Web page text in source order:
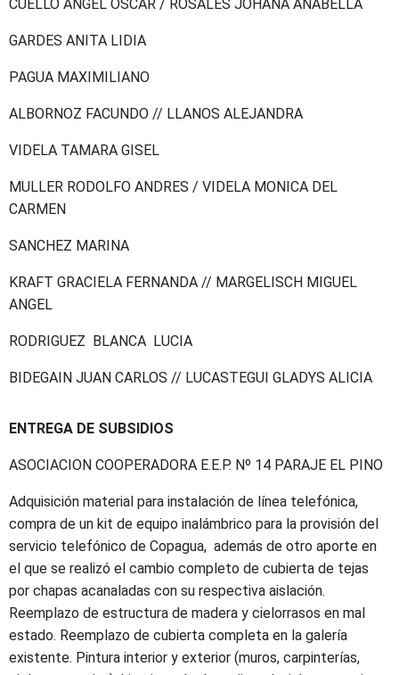
CUELLO ANGEL OSCAR / ROSALES JOHANA ANABELLA
GARDES ANITA LIDIA
PAGUA MAXIMILIANO
ALBORNOZ FACUNDO // LLANOS ALEJANDRA
VIDELA TAMARA GISEL
MULLER RODOLFO ANDRES / VIDELA MONICA DEL
CARMEN
SANCHEZ MARINA
KRAFT GRACIELA FERNANDA // MARGELISCH MIGUEL
ANGEL
RODRIGUEZ BLANCA LUCIA
BIDEGAIN JUAN CARLOS // LUCASTEGUI GLADYS ALICIA
ENTREGA DE SUBSIDIOS
ASOCIACION COOPERADORA E.E.P. Nº 14 PARAJE EL PINO
Adquisición material para instalación de línea telefónica,
compra de un kit de equipo inalámbrico para la provisión del
servicio telefónico de Copagua, además de otro aporte en
el que se realizó el cambio completo de cubierta de tejas
por chapas acanaladas con su respectiva aislación.
Reemplazo de estructura de madera y cielorrasos en mal
estado. Reemplazo de cubierta completa en la galería
existente. Pintura interior y exterior (muros, carpinterías,